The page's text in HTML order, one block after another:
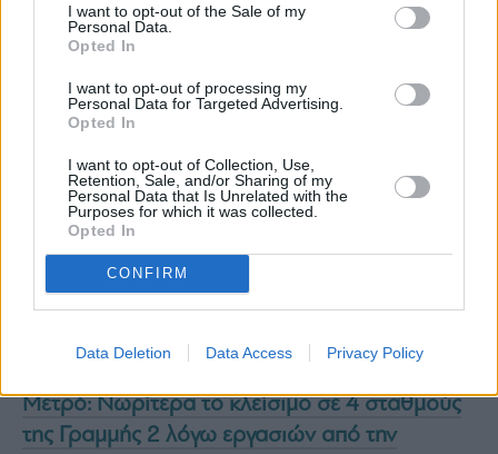
I want to opt-out of the Sale of my
Personal Data.
Opted In
I want to opt-out of processing my
Personal Data for Targeted Advertising.
Opted In
I want to opt-out of Collection, Use,
Retention, Sale, and/or Sharing of my
Personal Data that Is Unrelated with the
Purposes for which it was collected.
Opted In
CONFIRM
Data Deletion Data Access Privacy Policy
Πυρηνικός σταθμός Ζαπορίζια: Ουκρανικό
Μετρό: Νωρίτερα το κλείσιμο σε 4 σταθμούς
της Γραμμής 2 λόγω εργασιών από την